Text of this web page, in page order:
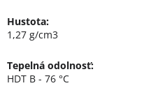
Hustota:
1,27 g/cm3
Tepelná odolnosť:
HDT B - 76 °C